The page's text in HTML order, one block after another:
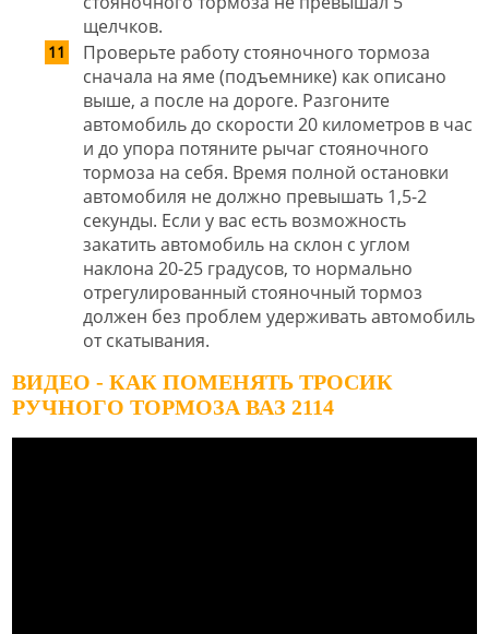
щелчков.
Проверьте работу стояночного тормоза
сначала на яме (подъемнике) как описано
выше, а после на дороге. Разгоните
автомобиль до скорости 20 километров в час
и до упора потяните рычаг стояночного
тормоза на себя. Время полной остановки
автомобиля не должно превышать 1,5-2
секунды. Если у вас есть возможность
закатить автомобиль на склон с углом
наклона 20-25 градусов, то нормально
отрегулированный стояночный тормоз
должен без проблем удерживать автомобиль
от скатывания.
ВИДЕО - КАК ПОМЕНЯТЬ ТРОСИК
РУЧНОГО ТОРМОЗА ВАЗ 2114